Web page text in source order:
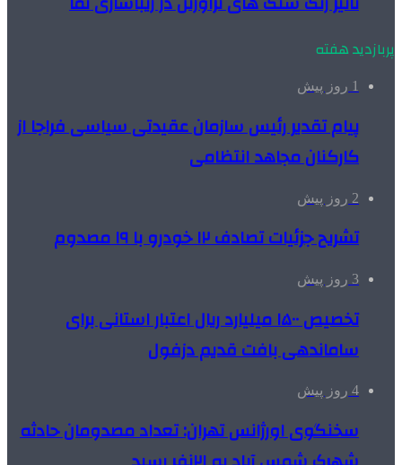
پربازدید هفته
1 روز پیش
پیام تقدیر رئیس سازمان عقیدتی سیاسی فراجا از
کارکنان مجاهد انتظامی
2 روز پیش
تشریح جزئیات تصادف ۱۲ خودرو با ۱۹ مصدوم
3 روز پیش
تخصیص ۱۵۰۰ میلیارد ریال اعتبار استانی برای
ساماندهی بافت قدیم دزفول
4 روز پیش
سخنگوی اورژانس تهران: تعداد مصدومان حادثه